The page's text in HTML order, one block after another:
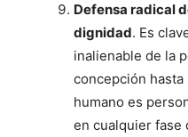
Defensa radical
dignidad. Es
inalienable de la
concepción
humano es
en cualquier fase